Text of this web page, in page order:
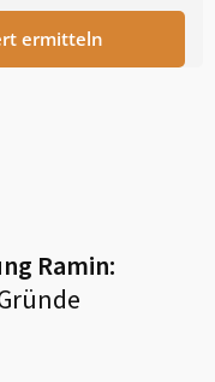
ermitteln
Ramin: